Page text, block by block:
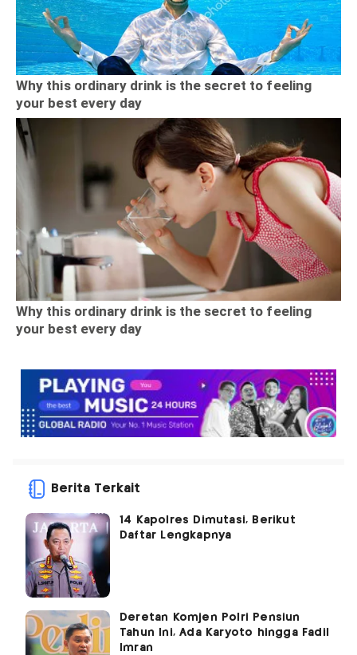
Berita Terkait
14 Kapolres Dimutasi, Berikut
Daftar Lengkapnya
Deretan Komjen Polri Pensiun
Tahun Ini, Ada Karyoto hingga Fadil
Imran